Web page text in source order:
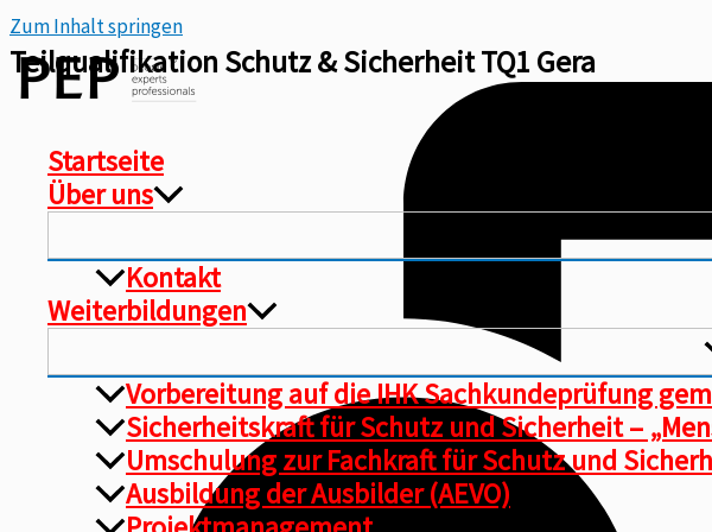
Zum Inhalt springen
Startseite
Über uns
Kontakt
Weiterbildungen
Vorbereitung auf die IHK Sachkundeprüfung
Sicherheitskraft für Schutz und Sicherheit –
Umschulung zur Fachkraft für Schutz und
Ausbildung der Ausbilder (AEVO)
Teilqualifikation Schutz & Sicherheit TQ1 Gera